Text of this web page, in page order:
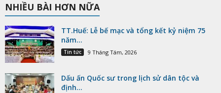
NHIỀU BÀI HƠN NỮA
TT.Huế: Lễ bế mạc và tổng kết kỷ niệm 75
năm...
Tin tức 9 Tháng Tám, 2026
Dấu ấn Quốc sư trong lịch sử dân tộc và
định...